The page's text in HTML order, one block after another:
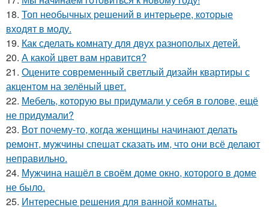
18. Топ необычных решений в интерьере, которые
входят в моду.
19. Как сделать комнату для двух разнополых детей.
20. А какой цвет вам нравится?
21. Оцените современный светлый дизайн квартиры с
акцентом на зелёный цвет.
22. Мебель, которую вы придумали у себя в голове, ещё
не придумали?
23. Вот почему-то, когда женщины начинают делать
ремонт, мужчины спешат сказать им, что они всё делают
неправильно.
24. Мужчина нашёл в своём доме окно, которого в доме
не было.
25. Интересные решения для ванной комнаты.